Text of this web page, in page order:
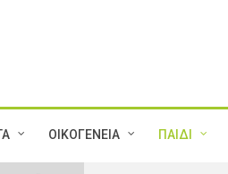
ΟΙΚΟΓΕΝΕΙΑ ΠΑΙΔΙ